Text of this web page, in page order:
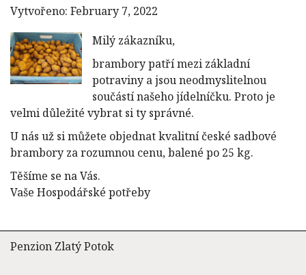
Vytvořeno: February 7, 2022
Milý zákazníku,
brambory patří mezi základní
potraviny a jsou neodmyslitelnou
součástí našeho jídelníčku. Proto je
velmi důležité vybrat si ty správné.
U nás už si můžete objednat kvalitní české sadbové
brambory za rozumnou cenu, balené po 25 kg.
Těšíme se na Vás.
Vaše Hospodářské potřeby
Penzion Zlatý Potok